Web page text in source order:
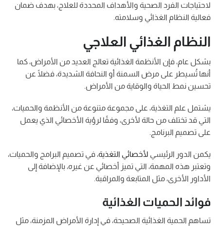
لاحتياجات الفرد الصحية والأهداف المحددة للعلاج، بهدف ضمان
فعالية النظام الغذائي وسلامته.
النظام الغذائي العلاجي
بشكل عام، فإن الأنظمة الغذائية تعالج العديد من الأمراض، كما
أنها تُسيطر على مرض السمنة أو النحافة الشديدة، فضلًا عن
تحسين نمط الحياة والوقاية من الأمراض.
يشتمل علم التغذية، على مجموعة متنوعة من الأنظمة والحميات،
التي قد تختلف من حالة لأخرى، وفقًا لرؤية الأخصائي الذي يعمل
على تصميم البرنامج.
يكمن الدور الرئيسي لأخصائي التغذية، في تصميم البرامج والحميات،
وتعتبر هذه المهمة، التي تميز أخصائي عن غيره، بالإضافة إلى
الأداور الأخرى، مثل المتابعة والمراقبة.
فوائد الحميات الغذائية
تساهم الحمية الغذائية الصحيحة، في إدارة الأمراض المزمنة، مثل